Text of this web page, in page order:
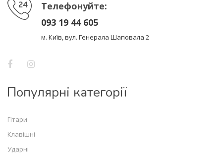
Телефонуйте:
093 19 44 605
м. Київ, вул. Генерала Шаповала 2
Популярні категорії
Гітари
Клавішні
Ударні